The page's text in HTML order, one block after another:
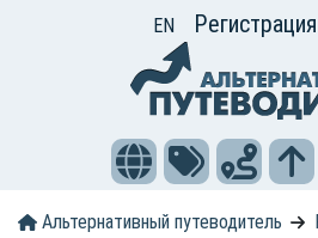
EN Регистрация
Альтернативный путеводитель